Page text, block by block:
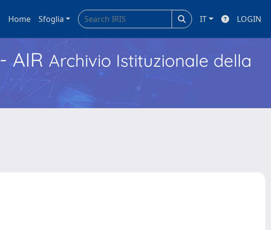
Home Sfoglia IT LOGIN
- AIR Archivio Istituzionale della